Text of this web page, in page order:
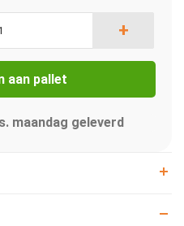
+
aan pallet
maandag geleverd